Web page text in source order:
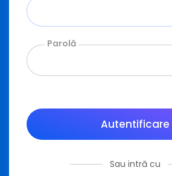
Parolă
Autentificare
Sau intră cu